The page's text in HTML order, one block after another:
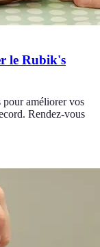
le Rubik's
pour améliorer vos
Rendez-vous